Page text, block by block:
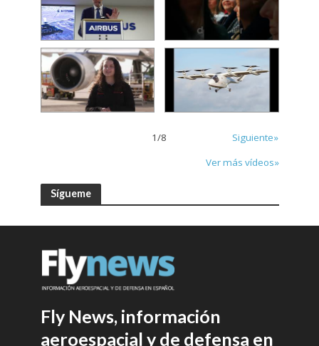
1/8
Siguiente»
Ver más vídeos»
Sígueme
Fly News, información
aeroespacial y de defensa en